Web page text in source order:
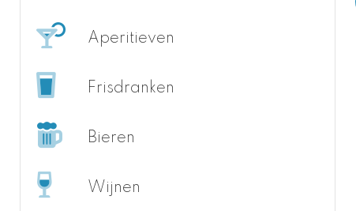
Aperitieven
Frisdranken
Bieren
Wijnen